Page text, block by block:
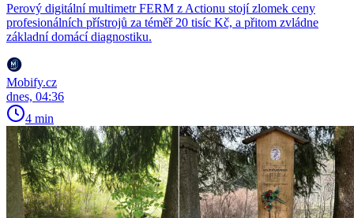
Perový digitální multimetr FERM z Actionu stojí zlomek ceny
profesionálních přístrojů za téměř 20 tisíc Kč, a přitom zvládne
základní domácí diagnostiku.
Mobify.cz
dnes, 04:36
4 min